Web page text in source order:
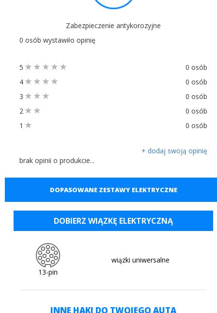
Zabezpieczenie antykorozyjne
0 osób wystawiło opinię
5
0 osób
4
0 osób
3
0 osób
2
0 osób
1
0 osób
+ dodaj swoją opinię
brak opinii o produkcie...
DOPASOWANE ZESTAWY ELEKTRYCZNE
DOBIERZ WIĄZKĘ ELEKTRYCZNĄ
13-pin
wiązki uniwersalne
INNE HAKI DO TWOJEGO AUTA